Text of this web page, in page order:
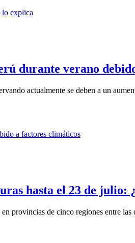
durante verano
actualmente se deben a un
hasta el 23 de julio:
provincias de cinco regiones entre